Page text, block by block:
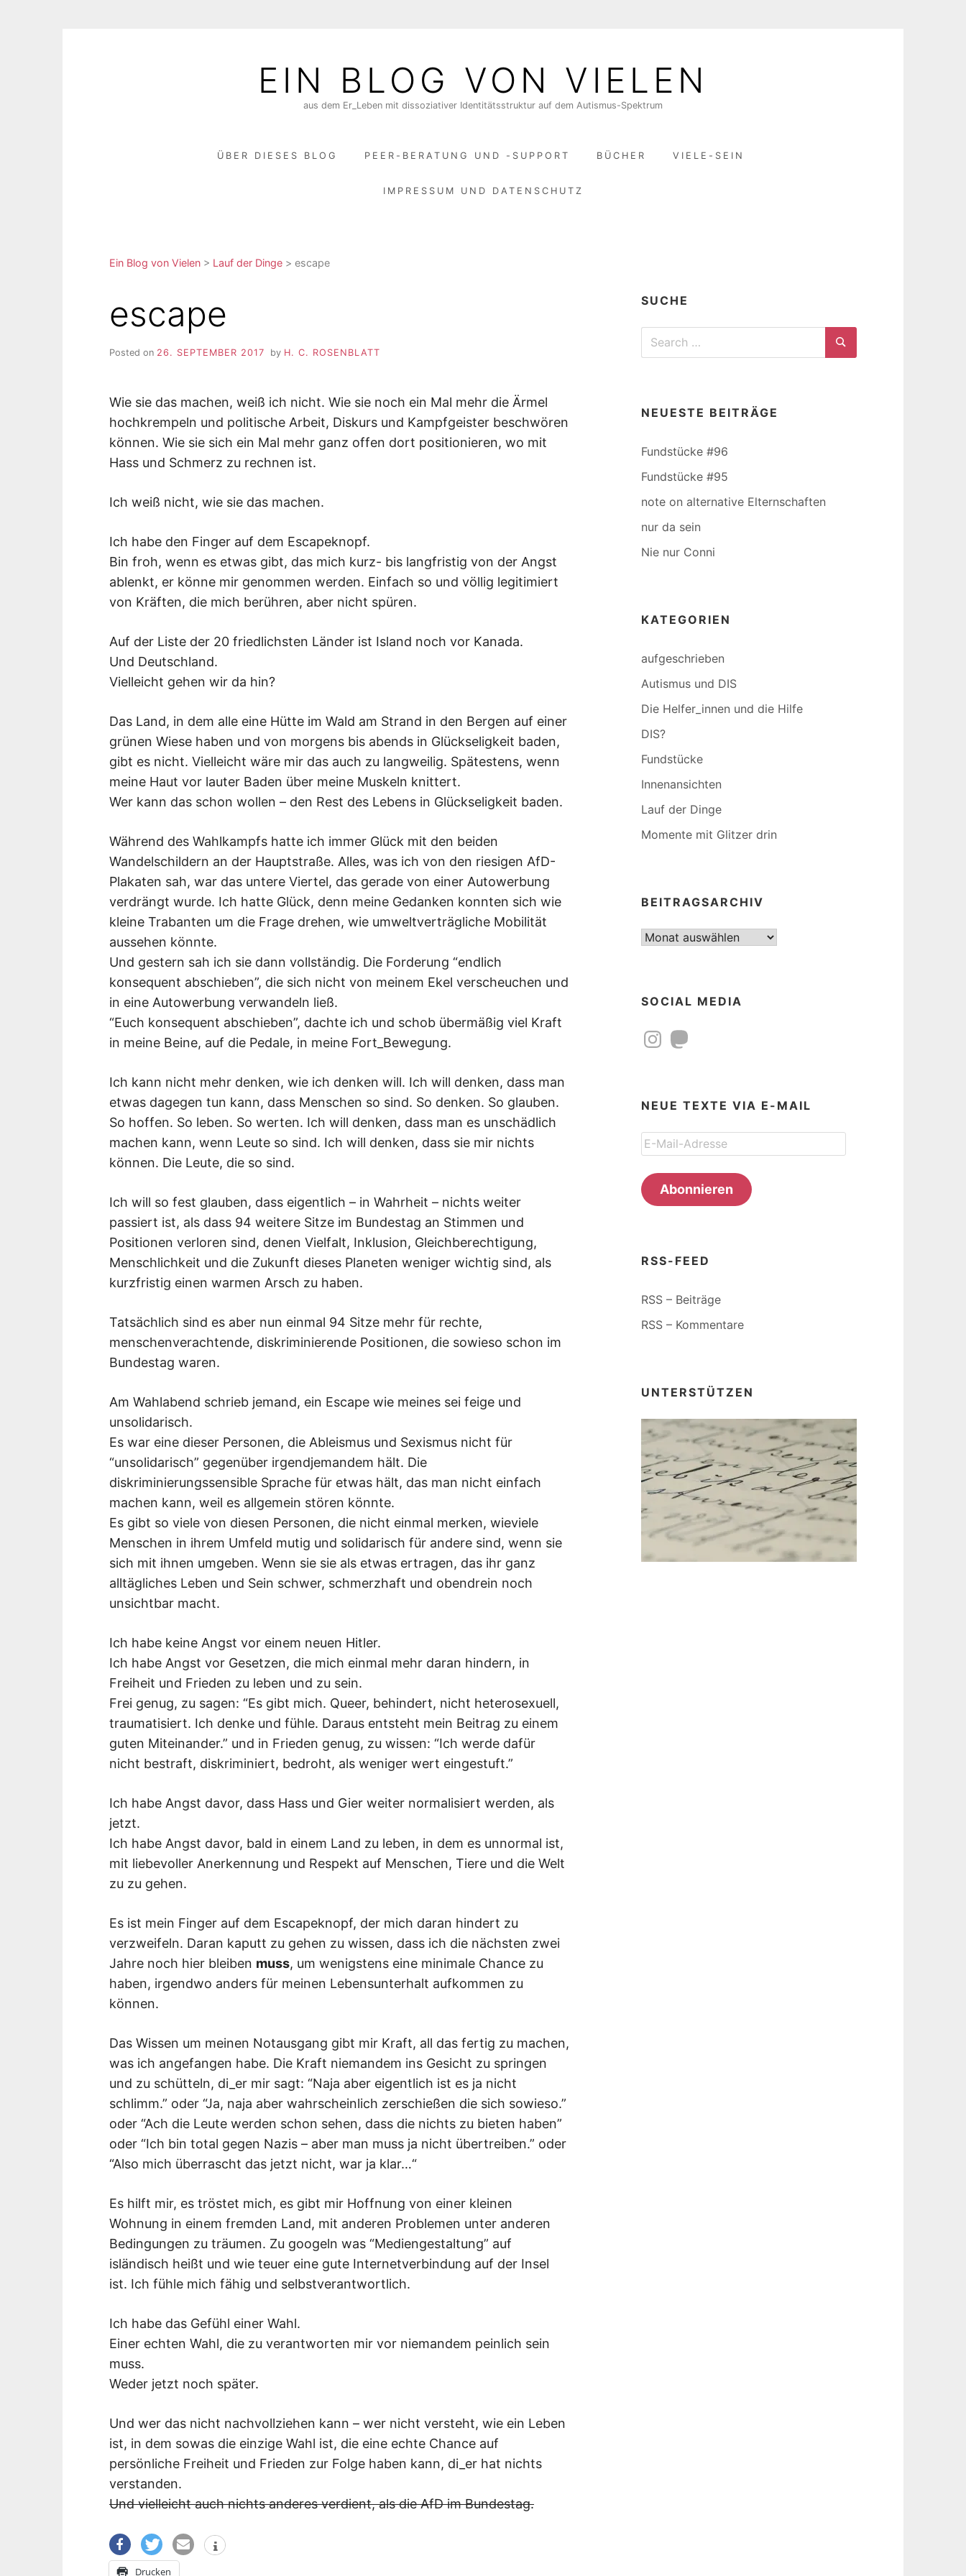
EIN BLOG VON VIELEN
aus dem Er_Leben mit dissoziativer Identitätsstruktur auf dem Autismus-Spektrum
ÜBER DIESES BLOG PEER-BERATUNG UND -SUPPORT BÜCHER VIELE-SEIN
IMPRESSUM UND DATENSCHUTZ
Ein Blog von Vielen > Lauf der Dinge > escape
escape
Posted on 26. SEPTEMBER 2017 by H. C. ROSENBLATT
Wie sie das machen, weiß ich nicht. Wie sie noch ein Mal mehr die Ärmel
hochkrempeln und politische Arbeit, Diskurs und Kampfgeister beschwören
können. Wie sie sich ein Mal mehr ganz offen dort positionieren, wo mit
Hass und Schmerz zu rechnen ist.
Ich weiß nicht, wie sie das machen.
Ich habe den Finger auf dem Escapeknopf.
Bin froh, wenn es etwas gibt, das mich kurz- bis langfristig von der Angst
ablenkt, er könne mir genommen werden. Einfach so und völlig legitimiert
von Kräften, die mich berühren, aber nicht spüren.
Auf der Liste der 20 friedlichsten Länder ist Island noch vor Kanada.
Und Deutschland.
Vielleicht gehen wir da hin?
Das Land, in dem alle eine Hütte im Wald am Strand in den Bergen auf einer
grünen Wiese haben und von morgens bis abends in Glückseligkeit baden,
gibt es nicht. Vielleicht wäre mir das auch zu langweilig. Spätestens, wenn
meine Haut vor lauter Baden über meine Muskeln knittert.
Wer kann das schon wollen – den Rest des Lebens in Glückseligkeit baden.
Während des Wahlkampfs hatte ich immer Glück mit den beiden
Wandelschildern an der Hauptstraße. Alles, was ich von den riesigen AfD-
Plakaten sah, war das untere Viertel, das gerade von einer Autowerbung
verdrängt wurde. Ich hatte Glück, denn meine Gedanken konnten sich wie
kleine Trabanten um die Frage drehen, wie umweltverträgliche Mobilität
aussehen könnte.
Und gestern sah ich sie dann vollständig. Die Forderung “endlich
konsequent abschieben”, die sich nicht von meinem Ekel verscheuchen und
in eine Autowerbung verwandeln ließ.
“Euch konsequent abschieben”, dachte ich und schob übermäßig viel Kraft
in meine Beine, auf die Pedale, in meine Fort_Bewegung.
Ich kann nicht mehr denken, wie ich denken will. Ich will denken, dass man
etwas dagegen tun kann, dass Menschen so sind. So denken. So glauben.
So hoffen. So leben. So werten. Ich will denken, dass man es unschädlich
machen kann, wenn Leute so sind. Ich will denken, dass sie mir nichts
können. Die Leute, die so sind.
Ich will so fest glauben, dass eigentlich – in Wahrheit – nichts weiter
passiert ist, als dass 94 weitere Sitze im Bundestag an Stimmen und
Positionen verloren sind, denen Vielfalt, Inklusion, Gleichberechtigung,
Menschlichkeit und die Zukunft dieses Planeten weniger wichtig sind, als
kurzfristig einen warmen Arsch zu haben.
Tatsächlich sind es aber nun einmal 94 Sitze mehr für rechte,
menschenverachtende, diskriminierende Positionen, die sowieso schon im
Bundestag waren.
Am Wahlabend schrieb jemand, ein Escape wie meines sei feige und
unsolidarisch.
Es war eine dieser Personen, die Ableismus und Sexismus nicht für
“unsolidarisch” gegenüber irgendjemandem hält. Die
diskriminierungssensible Sprache für etwas hält, das man nicht einfach
machen kann, weil es allgemein stören könnte.
Es gibt so viele von diesen Personen, die nicht einmal merken, wieviele
Menschen in ihrem Umfeld mutig und solidarisch für andere sind, wenn sie
sich mit ihnen umgeben. Wenn sie sie als etwas ertragen, das ihr ganz
alltägliches Leben und Sein schwer, schmerzhaft und obendrein noch
unsichtbar macht.
Ich habe keine Angst vor einem neuen Hitler.
Ich habe Angst vor Gesetzen, die mich einmal mehr daran hindern, in
Freiheit und Frieden zu leben und zu sein.
Frei genug, zu sagen: “Es gibt mich. Queer, behindert, nicht heterosexuell,
traumatisiert. Ich denke und fühle. Daraus entsteht mein Beitrag zu einem
guten Miteinander.” und in Frieden genug, zu wissen: “Ich werde dafür
nicht bestraft, diskriminiert, bedroht, als weniger wert eingestuft.”
Ich habe Angst davor, dass Hass und Gier weiter normalisiert werden, als
jetzt.
Ich habe Angst davor, bald in einem Land zu leben, in dem es unnormal ist,
mit liebevoller Anerkennung und Respekt auf Menschen, Tiere und die Welt
zu zu gehen.
Es ist mein Finger auf dem Escapeknopf, der mich daran hindert zu
verzweifeln. Daran kaputt zu gehen zu wissen, dass ich die nächsten zwei
Jahre noch hier bleiben muss, um wenigstens eine minimale Chance zu
haben, irgendwo anders für meinen Lebensunterhalt aufkommen zu
können.
Das Wissen um meinen Notausgang gibt mir Kraft, all das fertig zu machen,
was ich angefangen habe. Die Kraft niemandem ins Gesicht zu springen
und zu schütteln, di_er mir sagt: “Naja aber eigentlich ist es ja nicht
schlimm.” oder “Ja, naja aber wahrscheinlich zerschießen die sich sowieso.”
oder “Ach die Leute werden schon sehen, dass die nichts zu bieten haben”
oder “Ich bin total gegen Nazis – aber man muss ja nicht übertreiben.” oder
“Also mich überrascht das jetzt nicht, war ja klar…“
Es hilft mir, es tröstet mich, es gibt mir Hoffnung von einer kleinen
Wohnung in einem fremden Land, mit anderen Problemen unter anderen
Bedingungen zu träumen. Zu googeln was “Mediengestaltung” auf
isländisch heißt und wie teuer eine gute Internetverbindung auf der Insel
ist. Ich fühle mich fähig und selbstverantwortlich.
Ich habe das Gefühl einer Wahl.
Einer echten Wahl, die zu verantworten mir vor niemandem peinlich sein
muss.
Weder jetzt noch später.
Und wer das nicht nachvollziehen kann – wer nicht versteht, wie ein Leben
ist, in dem sowas die einzige Wahl ist, die eine echte Chance auf
persönliche Freiheit und Frieden zur Folge haben kann, di_er hat nichts
verstanden.
Und vielleicht auch nichts anderes verdient, als die AfD im Bundestag.
Drucken
SUCHE
Search
Search
NEUESTE BEITRÄGE
Fundstücke #96
Fundstücke #95
note on alternative Elternschaften
nur da sein
Nie nur Conni
KATEGORIEN
aufgeschrieben
Autismus und DIS
Die Helfer_innen und die Hilfe
DIS?
Fundstücke
Innenansichten
Lauf der Dinge
Momente mit Glitzer drin
BEITRAGSARCHIV
Beitragsarchiv
SOCIAL MEDIA
InstagramMastodon
NEUE TEXTE VIA E-MAIL
E-
Mail-
Adresse
Abonnieren
RSS-FEED
RSS – Beiträge
RSS – Kommentare
UNTERSTÜTZEN